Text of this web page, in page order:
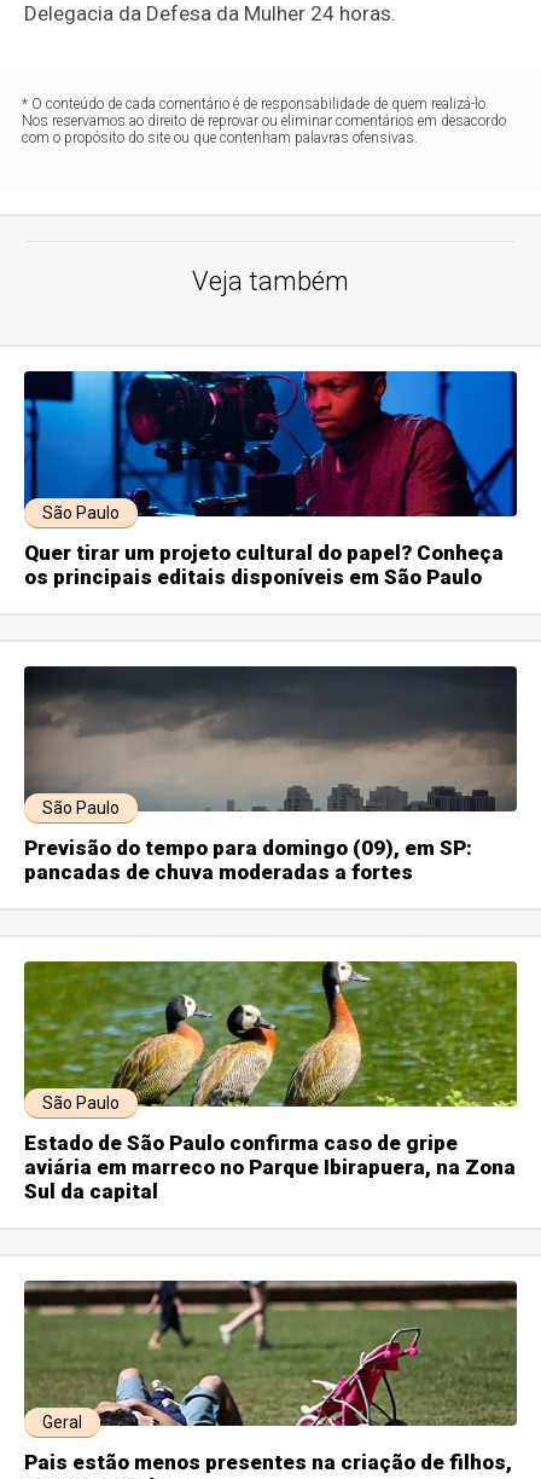
Delegacia da Defesa da Mulher 24 horas.
* O conteúdo de cada comentário é de responsabilidade de quem realizá-lo.
Nos reservamos ao direito de reprovar ou eliminar comentários em desacordo
com o propósito do site ou que contenham palavras ofensivas.
Veja também
São Paulo
Quer tirar um projeto cultural do papel? Conheça
os principais editais disponíveis em São Paulo
São Paulo
Previsão do tempo para domingo (09), em SP:
pancadas de chuva moderadas a fortes
São Paulo
Estado de São Paulo confirma caso de gripe
aviária em marreco no Parque Ibirapuera, na Zona
Sul da capital
Geral
Pais estão menos presentes na criação de filhos,